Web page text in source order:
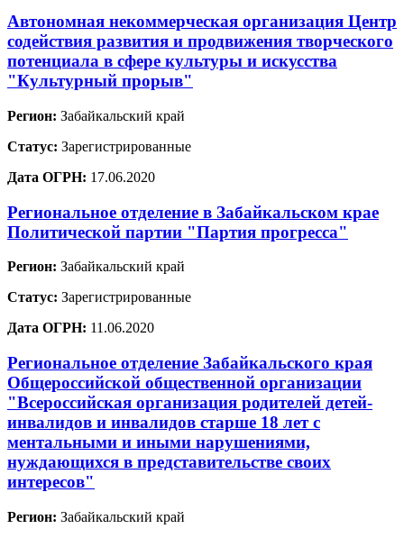
Автономная некоммерческая организация Центр
содействия развития и продвижения творческого
потенциала в сфере культуры и искусства
"Культурный прорыв"
Регион: Забайкальский край
Статус: Зарегистрированные
Дата ОГРН: 17.06.2020
Региональное отделение в Забайкальском крае
Политической партии "Партия прогресса"
Регион: Забайкальский край
Статус: Зарегистрированные
Дата ОГРН: 11.06.2020
Региональное отделение Забайкальского края
Общероссийской общественной организации
"Всероссийская организация родителей детей-
инвалидов и инвалидов старше 18 лет с
ментальными и иными нарушениями,
нуждающихся в представительстве своих
интересов"
Регион: Забайкальский край